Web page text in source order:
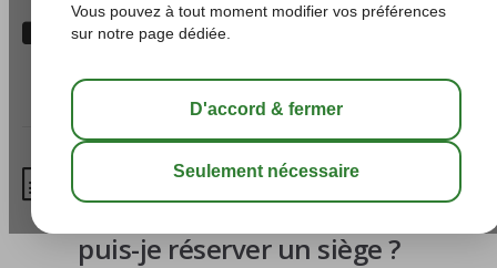
Category:1. Reservation de
1. Reservation de siège /
Je voyage avec Pegasus,
comment et à partir de quand
puis-je réserver un siège ?